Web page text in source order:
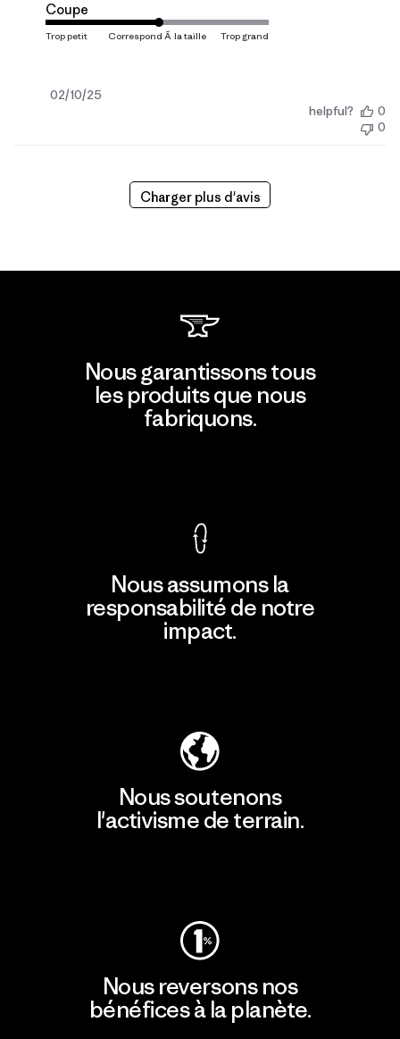
Coupe
Date
02/10/25
helpful?
0
0
Charger plus d'avis
Nous garantissons tous
les produits que nous
fabriquons.
Nous assumons la
responsabilité de notre
impact.
Nous soutenons
l'activisme de terrain.
Nous reversons nos
bénéfices à la planète.